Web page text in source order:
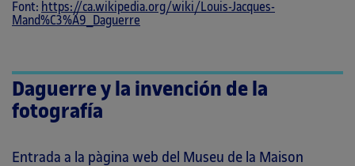
Font: https://ca.wikipedia.org/wiki/Louis-Jacques-
Mand%C3%A9_Daguerre
Daguerre y la invención de la
fotografía
Entrada a la pàgina web del Museu de la Maison